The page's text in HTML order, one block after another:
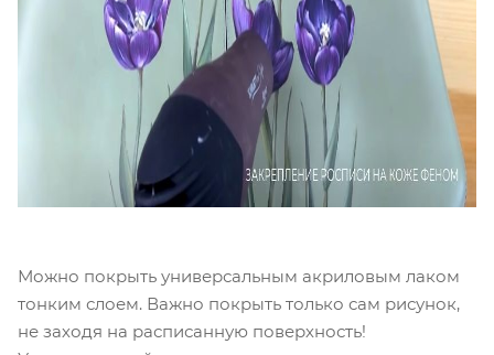
Можно покрыть универсальным акриловым лаком
тонким слоем. Важно покрыть только сам рисунок,
не заходя на расписанную поверхность!